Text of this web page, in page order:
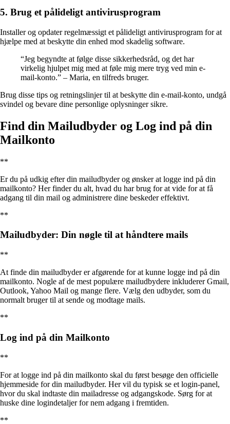
5. Brug et pålideligt antivirusprogram
Installer og opdater regelmæssigt et pålideligt antivirusprogram for at
hjælpe med at beskytte din enhed mod skadelig software.
“Jeg begyndte at følge disse sikkerhedsråd, og det har
virkelig hjulpet mig med at føle mig mere tryg ved min e-
mail-konto.” – Maria, en tilfreds bruger.
Brug disse tips og retningslinjer til at beskytte din e-mail-konto, undgå
svindel og bevare dine personlige oplysninger sikre.
Find din Mailudbyder og Log ind på din
Mailkonto
**
Er du på udkig efter din mailudbyder og ønsker at logge ind på din
mailkonto? Her finder du alt, hvad du har brug for at vide for at få
adgang til din mail og administrere dine beskeder effektivt.
**
Mailudbyder: Din nøgle til at håndtere mails
**
At finde din mailudbyder er afgørende for at kunne logge ind på din
mailkonto. Nogle af de mest populære mailudbydere inkluderer Gmail,
Outlook, Yahoo Mail og mange flere. Vælg den udbyder, som du
normalt bruger til at sende og modtage mails.
**
Log ind på din Mailkonto
**
For at logge ind på din mailkonto skal du først besøge den officielle
hjemmeside for din mailudbyder. Her vil du typisk se et login-panel,
hvor du skal indtaste din mailadresse og adgangskode. Sørg for at
huske dine logindetaljer for nem adgang i fremtiden.
**